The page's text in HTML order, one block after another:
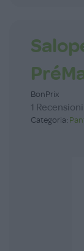
BonPrix
1 Recensioni
Categoria: